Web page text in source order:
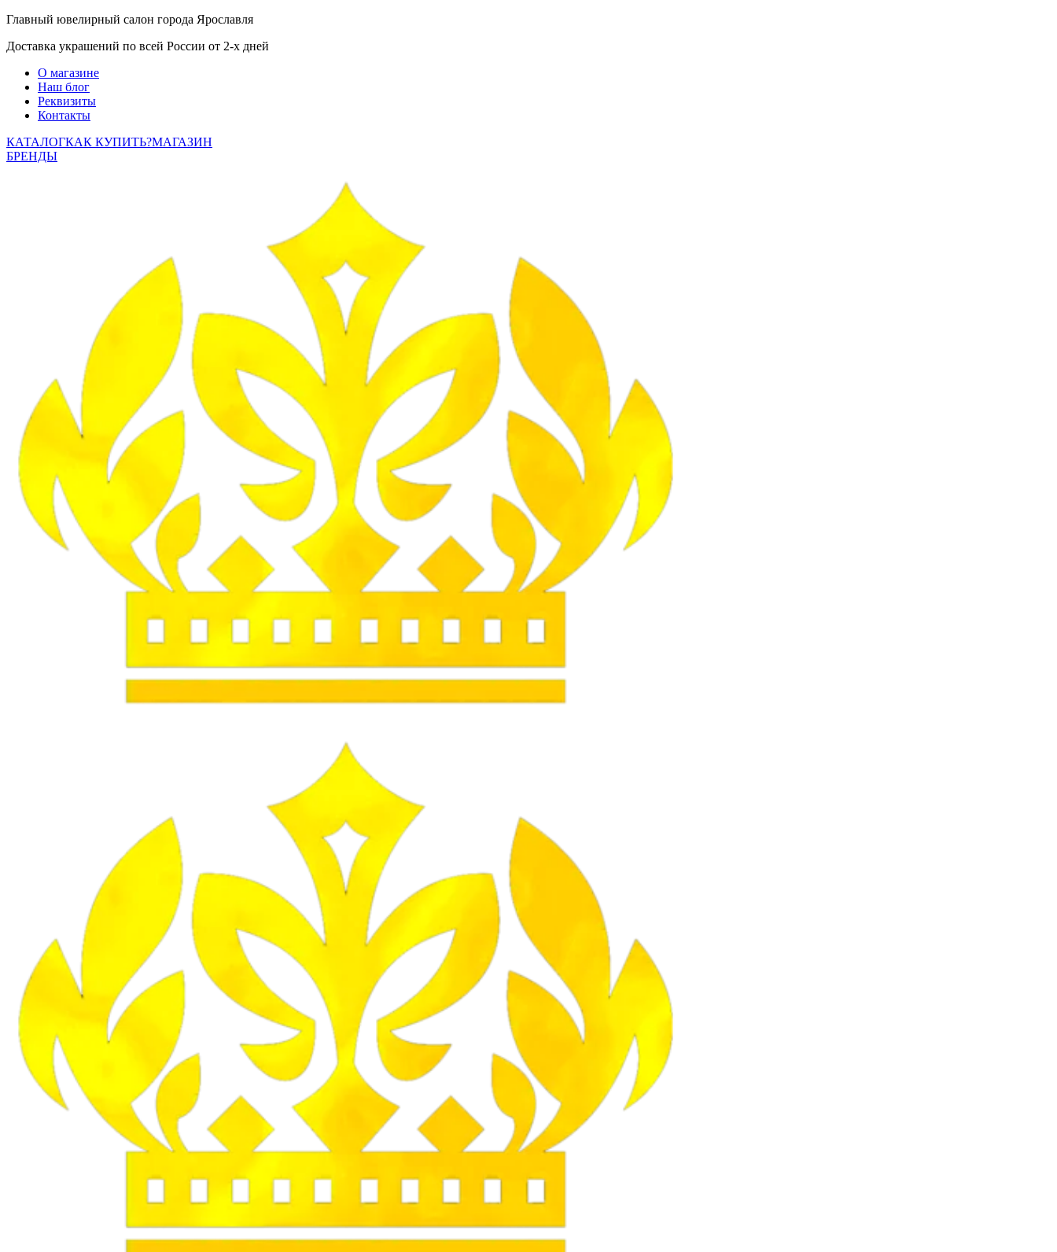
Главный ювелирный салон города Ярославля
Доставка украшений по всей России от 2-х дней
О магазине
Наш блог
Реквизиты
Контакты
КАТАЛОГКАК КУПИТЬ?МАГАЗИН
БРЕНДЫ